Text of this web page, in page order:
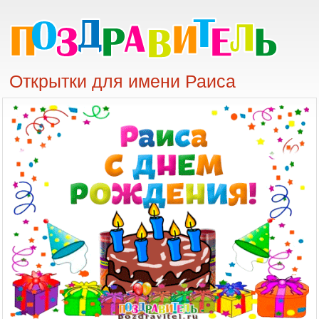
Открытки для имени Раиса